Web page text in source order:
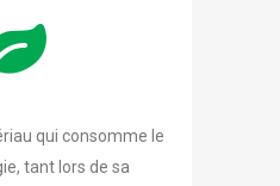
qui consomme le
tant lors de sa